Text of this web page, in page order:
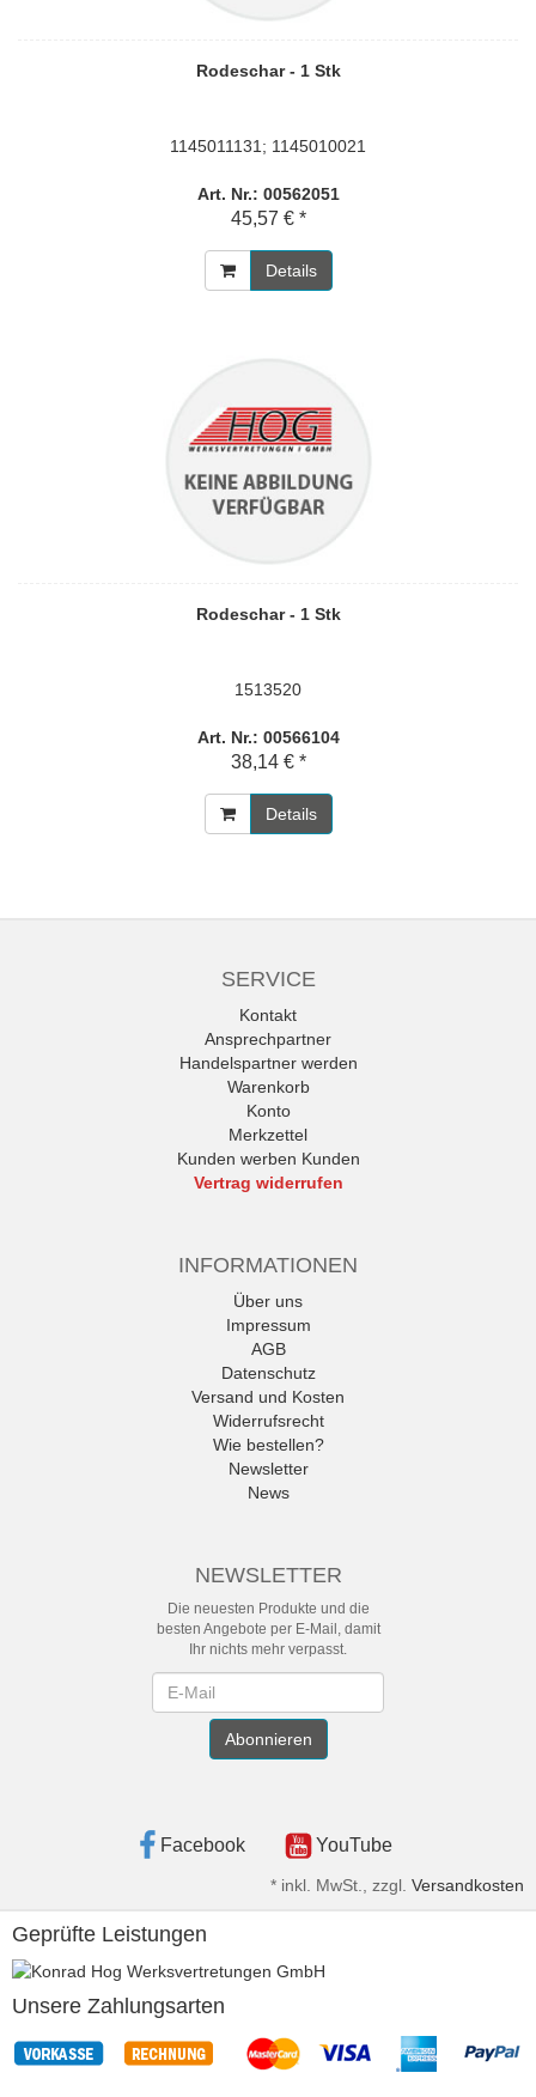
Rodeschar - 1 Stk
1145011131; 1145010021
Art. Nr.: 00562051
45,57 € *
Details
Rodeschar - 1 Stk
1513520
Art. Nr.: 00566104
38,14 € *
Details
SERVICE
Kontakt
Ansprechpartner
Handelspartner werden
Warenkorb
Konto
Merkzettel
Kunden werben Kunden
Vertrag widerrufen
INFORMATIONEN
Über uns
Impressum
AGB
Datenschutz
Versand und Kosten
Widerrufsrecht
Wie bestellen?
Newsletter
News
NEWSLETTER
Die neuesten Produkte und die
besten Angebote per E-Mail, damit
Ihr nichts mehr verpasst.
Abonnieren
Facebook YouTube
* inkl. MwSt., zzgl. Versandkosten
Geprüfte Leistungen
Unsere Zahlungsarten